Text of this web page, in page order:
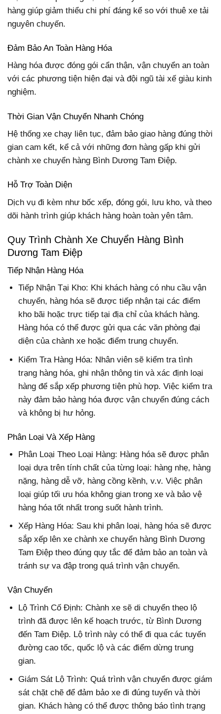
hàng giúp giảm thiểu chi phí đáng kể so với thuê xe tải
nguyên chuyến.
Đảm Bảo An Toàn Hàng Hóa
Hàng hóa được đóng gói cẩn thận, vận chuyển an toàn
với các phương tiện hiện đại và đội ngũ tài xế giàu kinh
nghiệm.
Thời Gian Vận Chuyển Nhanh Chóng
Hệ thống xe chạy liên tục, đảm bảo giao hàng đúng thời
gian cam kết, kể cả với những đơn hàng gấp khi gửi
chành xe chuyển hàng Bình Dương Tam Điệp.
Hỗ Trợ Toàn Diện
Dịch vụ đi kèm như bốc xếp, đóng gói, lưu kho, và theo
dõi hành trình giúp khách hàng hoàn toàn yên tâm.
Quy Trình Chành Xe Chuyển Hàng Bình
Dương Tam Điệp
Tiếp Nhận Hàng Hóa
Tiếp Nhận Tại Kho: Khi khách hàng có nhu cầu vận
chuyển, hàng hóa sẽ được tiếp nhận tại các điểm
kho bãi hoặc trực tiếp tại địa chỉ của khách hàng.
Hàng hóa có thể được gửi qua các văn phòng đại
diện của chành xe hoặc điểm trung chuyển.
Kiểm Tra Hàng Hóa: Nhân viên sẽ kiểm tra tình
trạng hàng hóa, ghi nhận thông tin và xác định loại
hàng để sắp xếp phương tiện phù hợp. Việc kiểm tra
này đảm bảo hàng hóa được vận chuyển đúng cách
và không bị hư hỏng.
Phân Loại Và Xếp Hàng
Phân Loại Theo Loại Hàng: Hàng hóa sẽ được phân
loại dựa trên tính chất của từng loại: hàng nhẹ, hàng
nặng, hàng dễ vỡ, hàng cồng kềnh, v.v. Việc phân
loại giúp tối ưu hóa không gian trong xe và bảo vệ
hàng hóa tốt nhất trong suốt hành trình.
Xếp Hàng Hóa: Sau khi phân loại, hàng hóa sẽ được
sắp xếp lên xe chành xe chuyển hàng Bình Dương
Tam Điệp theo đúng quy tắc để đảm bảo an toàn và
tránh sự va đập trong quá trình vận chuyển.
Vận Chuyển
Lộ Trình Cố Định: Chành xe sẽ di chuyển theo lộ
trình đã được lên kế hoạch trước, từ Bình Dương
đến Tam Điệp. Lộ trình này có thể đi qua các tuyến
đường cao tốc, quốc lộ và các điểm dừng trung
gian.
Giám Sát Lộ Trình: Quá trình vận chuyển được giám
sát chặt chẽ để đảm bảo xe đi đúng tuyến và thời
gian. Khách hàng có thể được thông báo tình trạng